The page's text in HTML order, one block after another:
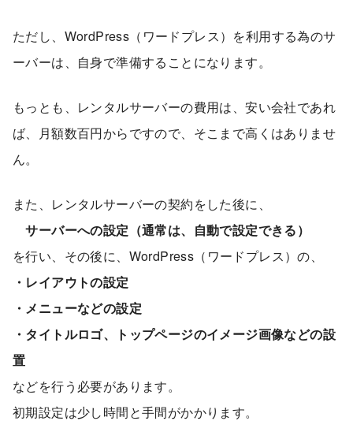
ただし、WordPress（ワードプレス）を利用する為のサ
ーバーは、自身で準備することになります。
もっとも、レンタルサーバーの費用は、安い会社であれ
ば、月額数百円からですので、そこまで高くはありませ
ん。
また、レンタルサーバーの契約をした後に、
サーバーへの設定（通常は、自動で設定できる）
を行い、その後に、WordPress（ワードプレス）の、
・レイアウトの設定
・メニューなどの設定
・タイトルロゴ、トップページのイメージ画像などの設
置
などを行う必要があります。
初期設定は少し時間と手間がかかります。